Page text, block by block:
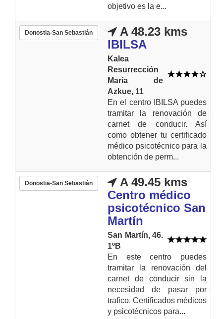
objetivo es la e...
Donostia-San Sebastián
A 48.23 kms
IBILSA
Kalea
Resurrección
María de
Azkue, 11
En el centro IBILSA puedes
tramitar la renovación de
carnet de conducir. Así
como obtener tu certificado
médico psicotécnico para la
obtención de perm...
Donostia-San Sebastián
A 49.45 kms
Centro médico
psicotécnico San
Martín
San Martín, 46.
1ºB
En este centro puedes
tramitar la renovación del
carnet de conducir sin la
necesidad de pasar por
trafico. Certificados médicos
y psicotécnicos para...